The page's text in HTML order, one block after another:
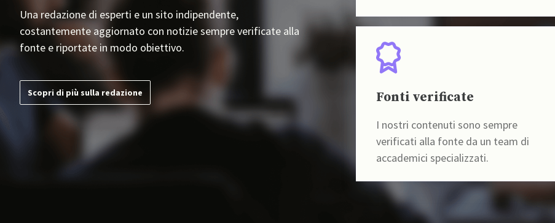
Una redazione di esperti e un sito indipendente,
costantemente aggiornato con notizie sempre verificate alla
fonte e riportate in modo obiettivo.
Scopri di più sulla redazione Fonti verificate
I nostri contenuti sono sempre
verificati alla fonte da un team di
accademici specializzati.